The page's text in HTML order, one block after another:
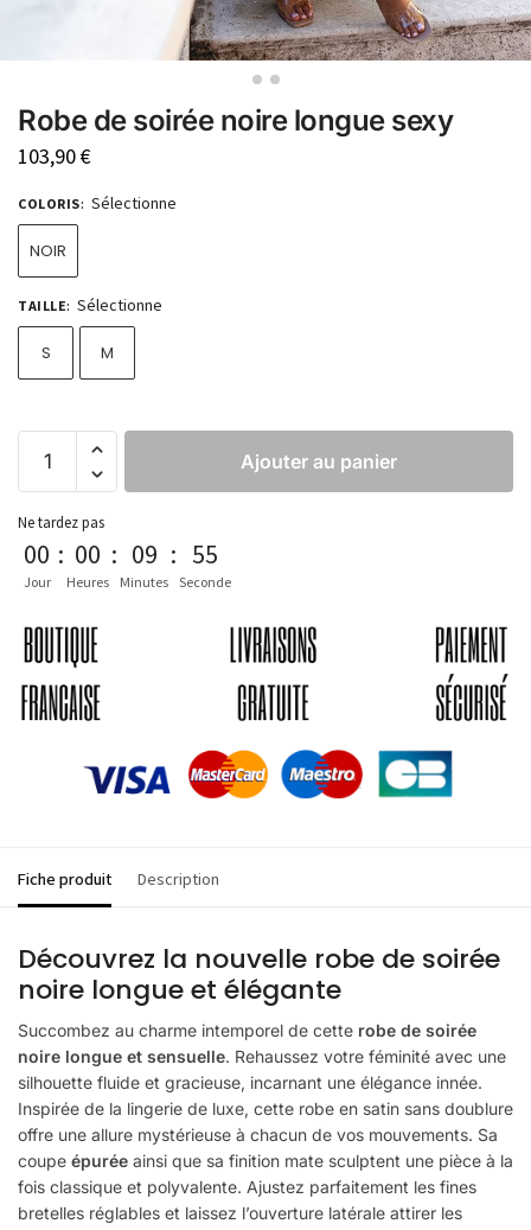
Robe de soirée noire longue sexy
103,90€
COLORIS: Sélectionne
NOIR
TAILLE: Sélectionne
S M
Ajouter au panier
Ne tardez pas
00
Jour
: 00
Heures
: 09
Minutes
: 54
Seconde
Fiche produit Description
Découvrez la nouvelle robe de soirée
noire longue et élégante
Succombez au charme intemporel de cette robe de soirée
noire longue et sensuelle. Rehaussez votre féminité avec une
silhouette fluide et gracieuse, incarnant une élégance innée.
Inspirée de la lingerie de luxe, cette robe en satin sans doublure
offre une allure mystérieuse à chacun de vos mouvements. Sa
coupe épurée ainsi que sa finition mate sculptent une pièce à la
fois classique et polyvalente. Ajustez parfaitement les fines
bretelles réglables et laissez l’ouverture latérale attirer les